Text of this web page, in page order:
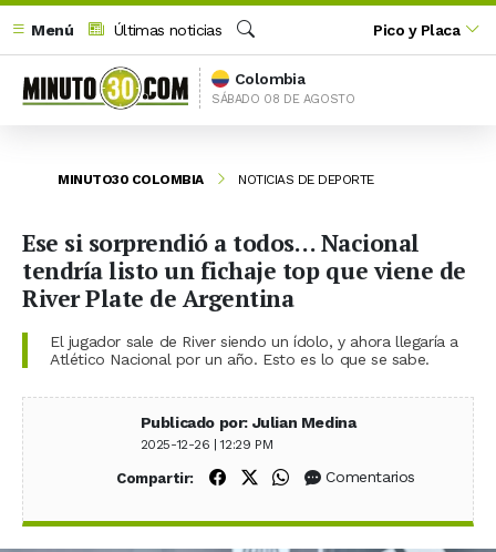
Menú
Últimas noticias
Buscar
Pico y Placa
Colombia
SÁBADO 08 DE AGOSTO
MINUTO30 COLOMBIA NOTICIAS DE DEPORTE
Ese si sorprendió a todos… Nacional
tendría listo un fichaje top que viene de
River Plate de Argentina
El jugador sale de River siendo un ídolo, y ahora llegaría a
Atlético Nacional por un año. Esto es lo que se sabe.
Publicado por: Julian Medina
2025-12-26 | 12:29 PM
Compartir: Compartir en Facebook
Compartir en X (Twitter)
Compartir en WhatsApp
Comentarios